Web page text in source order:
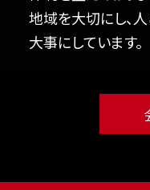
地域を大切にし、
大事にしています。